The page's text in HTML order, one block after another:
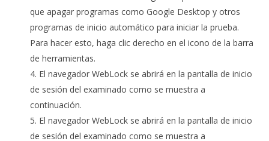
que apagar programas como Google Desktop y otros
programas de inicio automático para iniciar la prueba.
Para hacer esto, haga clic derecho en el icono de la barra
de herramientas.
El navegador WebLock se abrirá en la pantalla de inicio
de sesión del examinado como se muestra a
continuación.
El navegador WebLock se abrirá en la pantalla de inicio
de sesión del examinado como se muestra a